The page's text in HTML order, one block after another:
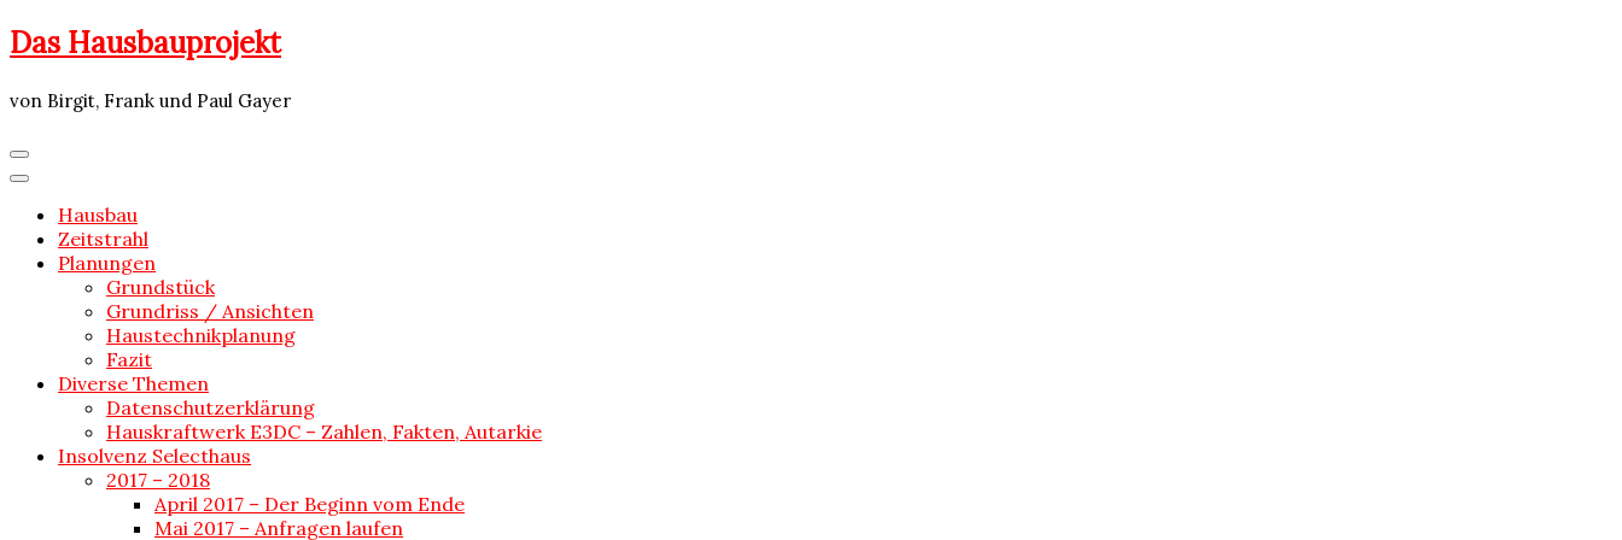
Skip
to
Das Hausbauprojekt
von Birgit, Frank und Paul Gayer
Hausbau
Zeitstrahl
Planungen
Grundstück
Grundriss / Ansichten
Haustechnikplanung
Fazit
Diverse Themen
Datenschutzerklärung
Hauskraftwerk E3DC – Zahlen, Fakten, Autarkie
Insolvenz Selecthaus
2017 – 2018
April 2017 – Der Beginn vom Ende
Mai 2017 – Anfragen laufen